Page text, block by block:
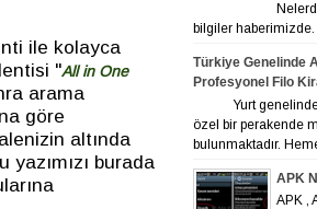
ile kolayca
"All in One
arama
göre
altında
burada
bilgiler
Türkiye Genelinde
Profesyonel Filo
Yurt genelinde
özel bir perakende
bulunmaktadır.
APK
APK ,